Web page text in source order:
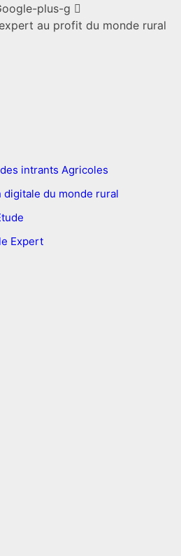
plus-g
au profit du monde rural
intrants Agricoles
digitale du monde rural
Expert